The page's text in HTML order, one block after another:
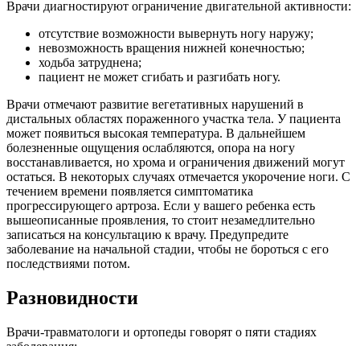
Врачи диагностируют ограничение двигательной активности:
отсутствие возможности вывернуть ногу наружу;
невозможность вращения нижней конечностью;
ходьба затруднена;
пациент не может сгибать и разгибать ногу.
Врачи отмечают развитие вегетативных нарушений в
дистальных областях пораженного участка тела. У пациента
может появиться высокая температура. В дальнейшем
болезненные ощущения ослабляются, опора на ногу
восстанавливается, но хрома и ограничения движений могут
остаться. В некоторых случаях отмечается укорочение ноги. С
течением времени появляется симптоматика
прогрессирующего артроза. Если у вашего ребенка есть
вышеописанные проявления, то стоит незамедлительно
записаться на консультацию к врачу. Предупредите
заболевание на начальной стадии, чтобы не бороться с его
последствиями потом.
Разновидности
Врачи-травматологи и ортопеды говорят о пяти стадиях